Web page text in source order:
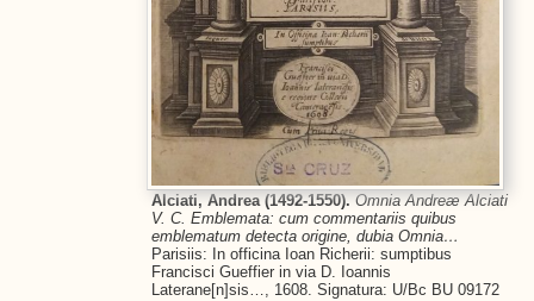
Alciati, Andrea (1492-1550).Omnia Andreæ Alciati
V. C. Emblemata: cum commentariis quibus
emblematum detecta origine, dubia Omnia…
Parisiis: In officina Ioan Richerii: sumptibus
Francisci Gueffier in via D. Ioannis
Laterane[n]sis…, 1608. Signatura: U/Bc BU 09172